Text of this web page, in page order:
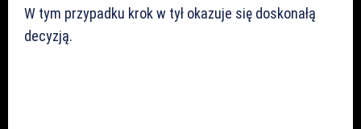
W tym przypadku krok w tył okazuje się doskonałą
decyzją.